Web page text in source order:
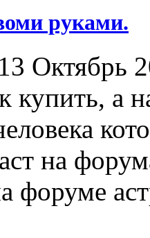
руками.
13 Октябрь
купить, а
на
форуме